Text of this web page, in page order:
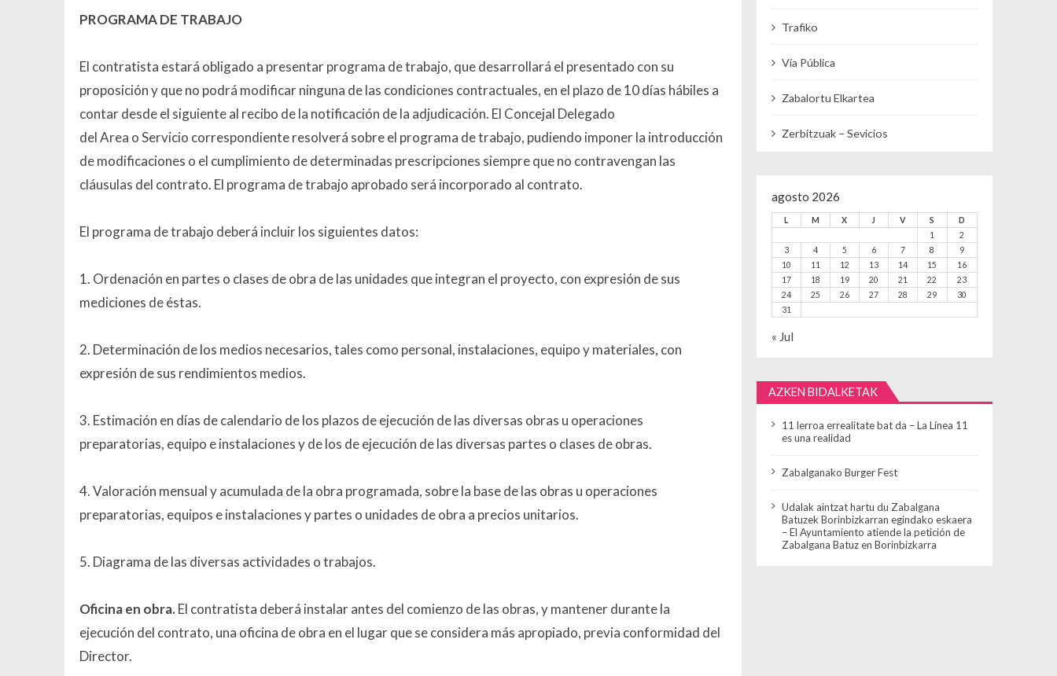
PROGRAMA DE TRABAJO
El contratista estará obligado a presentar programa de trabajo, que desarrollará el presentado con su
proposición y que no podrá modificar ninguna de las condiciones contractuales, en el plazo de 10 días hábiles a
contar desde el siguiente al recibo de la notificación de la adjudicación. El Concejal Delegado
del Area o Servicio correspondiente resolverá sobre el programa de trabajo, pudiendo imponer la introducción
de modificaciones o el cumplimiento de determinadas prescripciones siempre que no contravengan las
cláusulas del contrato. El programa de trabajo aprobado será incorporado al contrato.
El programa de trabajo deberá incluir los siguientes datos:
1. Ordenación en partes o clases de obra de las unidades que integran el proyecto, con expresión de sus
mediciones de éstas.
2. Determinación de los medios necesarios, tales como personal, instalaciones, equipo y materiales, con
expresión de sus rendimientos medios.
3. Estimación en días de calendario de los plazos de ejecución de las diversas obras u operaciones
preparatorias, equipo e instalaciones y de los de ejecución de las diversas partes o clases de obras.
4. Valoración mensual y acumulada de la obra programada, sobre la base de las obras u operaciones
preparatorias, equipos e instalaciones y partes o unidades de obra a precios unitarios.
5. Diagrama de las diversas actividades o trabajos.
Oficina en obra.El contratista deberá instalar antes del comienzo de las obras, y mantener durante la
ejecución del contrato, una oficina de obra en el lugar que se considera más apropiado, previa conformidad del
Director.
Trafiko
Vía Pública
Zabalortu Elkartea
Zerbitzuak – Sevicios
agosto 2026
L M X J V S
D
1
2
3
4 5 6 7 8
9
10
11 12 13 14 15
16
17
18 19 20 21 22
23
24
25 26 27 28 29
30
31
« Jul
AZKEN BIDALKETAK
11 lerroa errealitate bat da – La Línea 11
es una realidad
Zabalganako Burger Fest
Udalak aintzat hartu du Zabalgana
Batuzek Borinbizkarran egindako eskaera
– El Ayuntamiento atiende la petición de
Zabalgana Batuz en Borinbizkarra